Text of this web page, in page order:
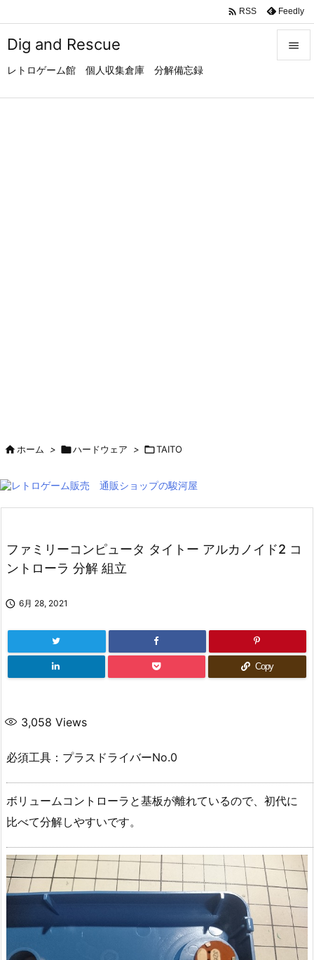
Dig and Rescue
レトロゲーム館 個人収集倉庫 分解備忘録

 RSS Feedly
ホーム > ハードウェア > TAITO
ファミリーコンピュータ タイトー アルカノイド2 コ
ントローラ 分解 組立
 6月 28, 2021
Copy
3,058 Views
必須工具：プラスドライバーNo.0
ボリュームコントローラと基板が離れているので、初代に
比べて分解しやすいです。